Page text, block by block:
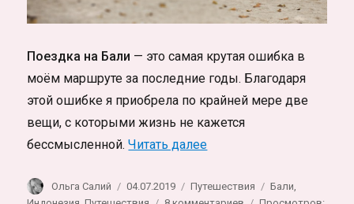
Поездка на Бали — это самая крутая ошибка в
моём маршруте за последние годы. Благодаря
этой ошибке я приобрела по крайней мере две
вещи, с которыми жизнь не кажется
бессмысленной.Читать далее«Индонезия. Минусы и
Автор
Ольга Салий Опубликовано
04.07.2019 Рубрики
Путешествия Метки
Бали